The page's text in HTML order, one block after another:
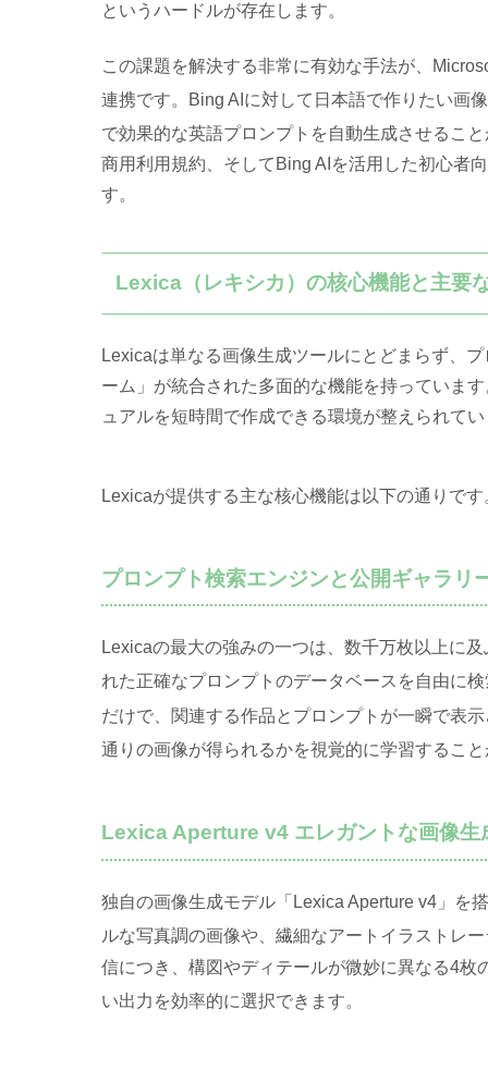
というハードルが存在します。
この課題を解決する非常に有効な手法が、
連携です。Bing AIに対して日本語で作りたい画
で効果的な英語プロンプトを自動生成させるこ
商用利用規約、そしてBing AIを活用した初心者
す。
Lexica（レキシカ）の核心機能と主要
Lexicaは単なる画像生成ツールにとどまらず、
ーム」が統合された多面的な機能を持っていま
ュアルを短時間で作成できる環境が整えられて
Lexicaが提供する主な核心機能は以下の通りです
プロンプト検索エンジンと公開ギャラリ
Lexicaの最大の強みの一つは、数千万枚以上に
れた正確なプロンプトのデータベースを自由に
だけで、関連する作品とプロンプトが一瞬で表
通りの画像が得られるかを視覚的に学習するこ
Lexica Aperture v4 エレガントな画像生
独自の画像生成モデル「Lexica Aperture v4」を
ルな写真調の画像や、繊細なアートイラストレ
信につき、構図やディテールが微妙に異なる4
い出力を効率的に選択できます。